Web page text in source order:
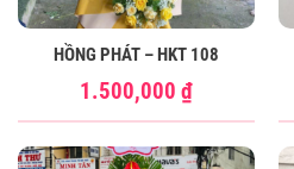
HỒNG PHÁT – HKT 108
1.500,000 ₫